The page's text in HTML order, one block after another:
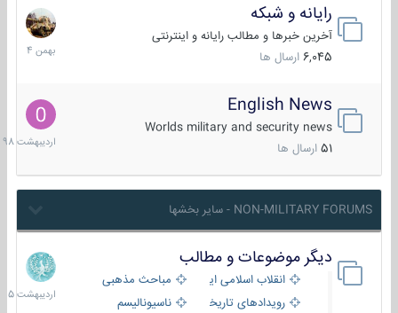
رایانه و شبکه
آخرین خبرها و مطالب رایانه و اینترنتی
6,045 ارسال ها
30
بهمن
1404
English News
Worlds military and security news
51 ارسال ها
10
1398
NON-MILITARY FORUMS - سایر بخشها
دیگر موضوعات و مطالب
انقلاب اسلامی ایران
مباحث مذهبی
رویدادهای تاریخی و مذهبیناسیونالیسم
8
1405